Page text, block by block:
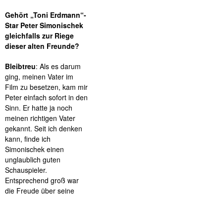
Gehört „Toni Erdmann“-
Star Peter Simonischek
gleichfalls zur Riege
dieser alten Freunde?
Bleibtreu: Als es darum
ging, meinen Vater im
Film zu besetzen, kam mir
Peter einfach sofort in den
Sinn. Er hatte ja noch
meinen richtigen Vater
gekannt. Seit ich denken
kann, finde ich
Simonischek einen
unglaublich guten
Schauspieler.
Entsprechend groß war
die Freude über seine